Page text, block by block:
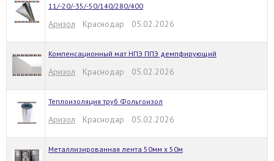
11/-20/-35/-50/140/280/400
Аризол Краснодар 05.02.2026
Компенсационный мат НПЭ ППЭ демпфирующий
Аризол Краснодар 05.02.2026
Теплоизоляция труб Фольгоизол
Аризол Краснодар 05.02.2026
Металлизированная лента 50мм х 50м